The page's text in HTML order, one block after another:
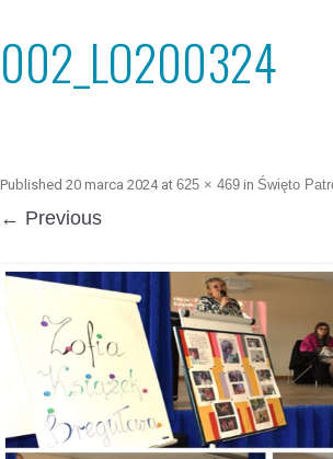
002_LO200324
Published 20 marca 2024at 625 × 469 in Święto
← Previous